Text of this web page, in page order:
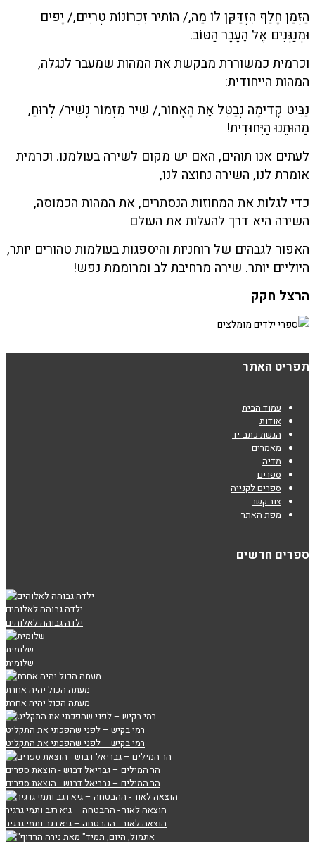
הַזְּמַן חָלַף הִזְדַּקֵּן לוֹ מַה,/ הוֹתִיר זִכְרוֹנוֹת טְרִיִּים,/ יָפִים
וּמְנַגְּנִים אֶל הֶעָבָר הַטּוֹב.
וכרמית כמשוררת מבקשת את המהות שמעבר לנגלה,
המהות הייחודית:
נַבִּיט קָדִימָה נְבַטֵּל אֶת הָאָחוֹר,/ שִׁיר מִזְמוֹר נָשִׁיר/ לְרוּחַ,
מַהוּתֵנוּ הַיִּחוּדִית!
לעתים אנו תוהים, האם יש מקום לשירה בעולמנו. וכרמית
אומרת לנו, השירה נחוצה לנו,
כדי לגלות את המחוזות הנסתרים, את המהות הכמוסה,
השירה היא דרך להעלות את העולם
האפור לגבהים של רוחניות והיספגות בעולמות טהורים יותר,
היוליים יותר. שירה מרחיבת לב ומרוממת נפש!
הרצל חקק
תפריט האתר
עמוד הבית
אודות
הגשת כתב-יד
מאמרים
מדיה
ספרים
ספרים לקנייה
צור קשר
מפת האתר
ספרים חדשים
ילדה גבוהה לאלוהים
ילדה גבוהה לאלוהים
שלומית
שלומית
מעתה הכול יהיה אחרת
מעתה הכול יהיה אחרת
רמי בקיש – לפני שהפכתי את התקליט
רמי בקיש – לפני שהפכתי את התקליט
הר המילים – גבריאל דבוש - הוצאת ספרים
הר המילים – גבריאל דבוש - הוצאת ספרים
הוצאה לאור - ההבטחה – גיא רגב ותמי גרגיר
הוצאה לאור - ההבטחה – גיא רגב ותמי גרגיר